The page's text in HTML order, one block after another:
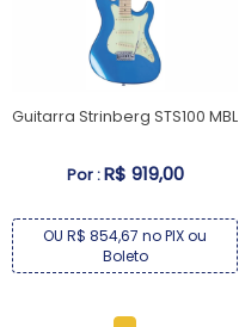
Guitarra Strinberg STS100 MBL
Por :R$ 919,00
OU R$ 854,67 no PIX ou
Boleto